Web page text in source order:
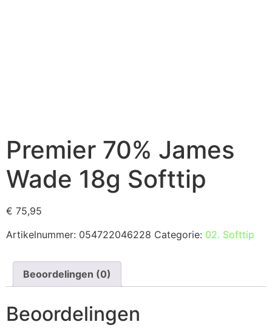
Premier 70% James
Wade 18g Softtip
€ 75,95
Artikelnummer: 054722046228 Categorie: 02. Softtip
Beoordelingen (0)
Beoordelingen